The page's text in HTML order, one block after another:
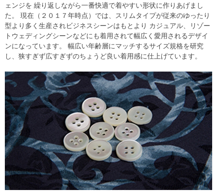
ェンジを 繰り返しながら一番快適で着やすい形状に作りあげまし
た。 現在（２０１７年時点）では、スリムタイプが従来のゆったり
型より多く生産されビジネスシーンはもとより カジュアル、リゾー
トウェディングシーンなどにも着用されて幅広く愛用されるデザイ
ンになっています。 幅広い年齢層にマッチするサイズ規格を研究
し、狭すぎず広すぎずのちょうど良い着用感に仕上げています。